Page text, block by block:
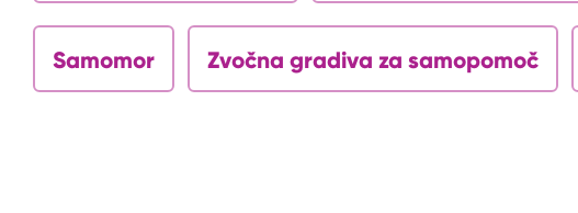
Samomor Zvočna gradiva za samopomoč